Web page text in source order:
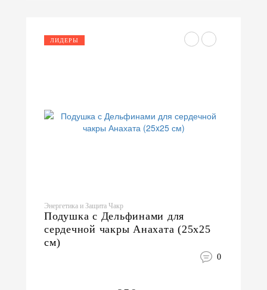
ЛИДЕРЫ
Энергетика и Защита Чакр
Подушка с Дельфинами для
сердечной чакры Анахата (25x25
см)
0